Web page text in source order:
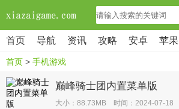
首页 导航 资讯 攻略 安卓 苹果
首页 > 手机游戏
巅峰骑士团内置菜单版
大小：88.73MB 时间：2024-07-18